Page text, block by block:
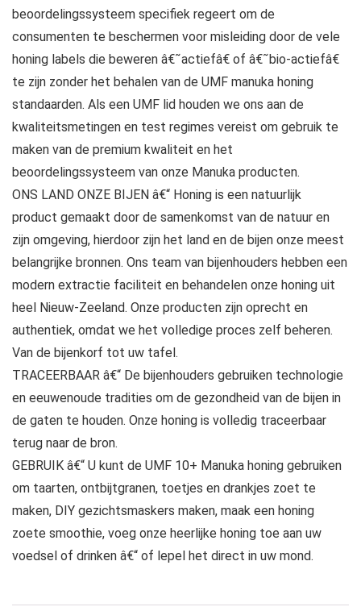
beoordelingssysteem specifiek regeert om de
consumenten te beschermen voor misleiding door de vele
honing labels die beweren â€˜actiefâ€ of â€˜bio-actiefâ€
te zijn zonder het behalen van de UMF manuka honing
standaarden. Als een UMF lid houden we ons aan de
kwaliteitsmetingen en test regimes vereist om gebruik te
maken van de premium kwaliteit en het
beoordelingssysteem van onze Manuka producten.
ONS LAND ONZE BIJEN â€“ Honing is een natuurlijk
product gemaakt door de samenkomst van de natuur en
zijn omgeving, hierdoor zijn het land en de bijen onze meest
belangrijke bronnen. Ons team van bijenhouders hebben een
modern extractie faciliteit en behandelen onze honing uit
heel Nieuw-Zeeland. Onze producten zijn oprecht en
authentiek, omdat we het volledige proces zelf beheren.
Van de bijenkorf tot uw tafel.
TRACEERBAAR â€“ De bijenhouders gebruiken technologie
en eeuwenoude tradities om de gezondheid van de bijen in
de gaten te houden. Onze honing is volledig traceerbaar
terug naar de bron.
GEBRUIK â€“ U kunt de UMF 10+ Manuka honing gebruiken
om taarten, ontbijtgranen, toetjes en drankjes zoet te
maken, DIY gezichtsmaskers maken, maak een honing
zoete smoothie, voeg onze heerlijke honing toe aan uw
voedsel of drinken â€“ of lepel het direct in uw mond.